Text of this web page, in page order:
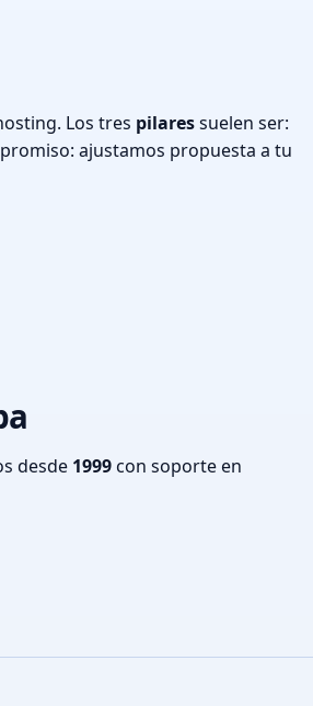
Los tres pilaressuelen ser:
ajustamos propuesta a tu
desde 1999con soporte en